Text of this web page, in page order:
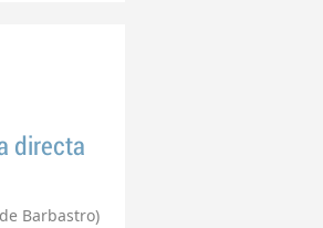
directa
Barbastro)